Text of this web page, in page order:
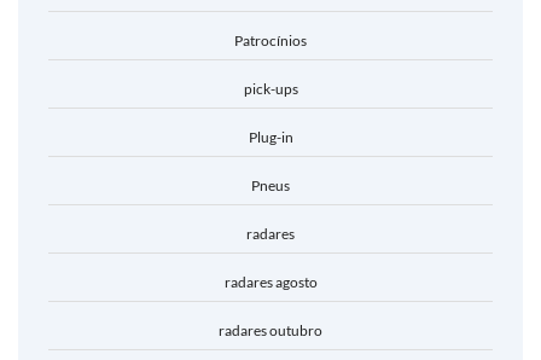
Patrocínios
pick-ups
Plug-in
Pneus
radares
radares agosto
radares outubro